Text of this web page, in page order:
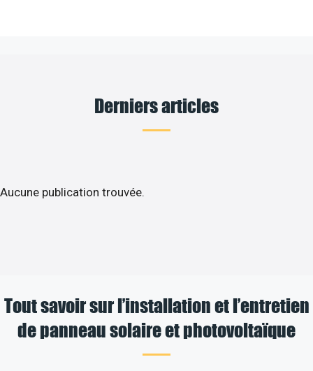
Derniers articles
Aucune publication trouvée.
Tout savoir sur l’installation et l’entretien
de panneau solaire et photovoltaïque